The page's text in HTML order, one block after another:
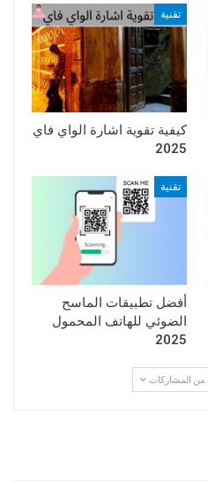
تقنية
كيفية تقوية اشارة الواي فاي
2025
تقنية
أفضل تطبيقات الماسح
الضوئي للهاتف المحمول
2025
من المشاركات